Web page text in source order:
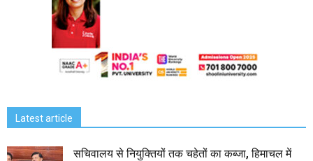
Latest article
सचिवालय से नियुक्तियों तक चहेतों का कब्जा, हिमाचल में